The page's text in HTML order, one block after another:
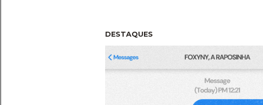
DESTAQUES